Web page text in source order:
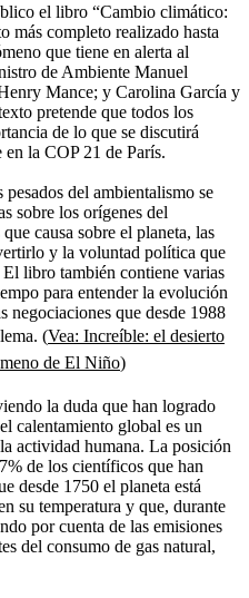
el libro “Cambio climático:
más completo realizado hasta
que tiene en alerta al
de Ambiente Manuel
Mance; y Carolina García y
pretende que todos los
de lo que se discutirá
la COP 21 de París.
del ambientalismo se
sobre los orígenes del
causa sobre el planeta, las
y la voluntad política que
libro también contiene varias
para entender la evolución
negociaciones que desde 1988
(Vea: Increíble: el desierto
de El Niño)
la duda que han logrado
calentamiento global es un
actividad humana. La posición
de los científicos que han
desde 1750 el planeta está
su temperatura y que, durante
por cuenta de las emisiones
del consumo de gas natural,